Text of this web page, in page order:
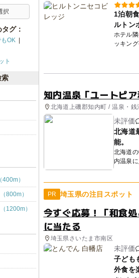
1泊朝
ルトン
ホテル
ッキン
知内温泉「ユートピア
北海道上磯郡知内町 / 温泉・
未評価
北海道
能。
北海道
内温泉
湯を引
PR 埼玉県の注目スポット
今すぐ応募！「和食
に当たる
埼玉県さいたま市南区
未評価
子ども
外食を
択
グ：
OK
ト
索
）
800m）
1200m）